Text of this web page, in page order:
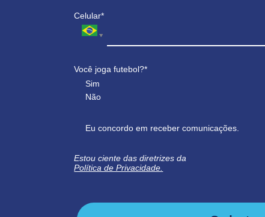
Celular*
Você joga futebol?*
Sim
Não
Eu concordo em receber comunicações.
Estou ciente das diretrizes da
Política de Privacidade.